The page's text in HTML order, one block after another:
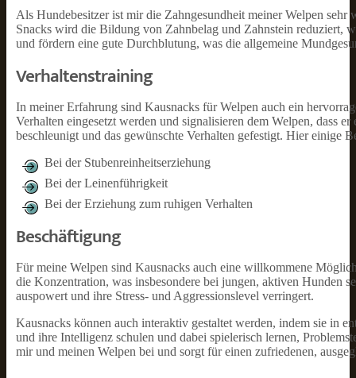
Als Hundebesitzer ist mir die Zahngesundheit meiner Welpen sehr
Snacks wird die Bildung von Zahnbelag und Zahnstein reduziert,
und fördern eine gute Durchblutung, was die allgemeine
Verhaltenstraining
In meiner Erfahrung sind Kausnacks für Welpen auch ein
Verhalten eingesetzt werden und signalisieren dem Welpen, dass
beschleunigt und das gewünschte Verhalten gefestigt. Hier einige
Bei der Stubenreinheitserziehung
Bei der Leinenführigkeit
Bei der Erziehung zum ruhigen Verhalten
Beschäftigung
Für meine Welpen sind Kausnacks auch eine willkommene
die Konzentration, was insbesondere bei jungen, aktiven Hunden
auspowert und ihre Stress- und Aggressionslevel verringert.
Kausnacks können auch interaktiv gestaltet werden, indem sie in
und ihre Intelligenz schulen und dabei spielerisch lernen,
mir und meinen Welpen bei und sorgt für einen zufriedenen,